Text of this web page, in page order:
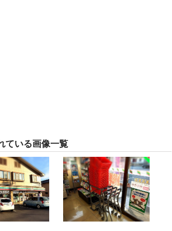
ている画像一覧